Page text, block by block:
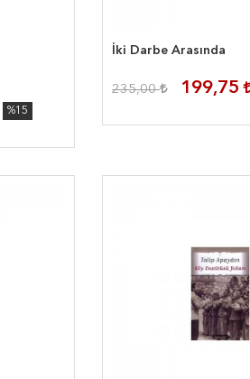
%15
İki Darbe Arasında
235,00 199,75